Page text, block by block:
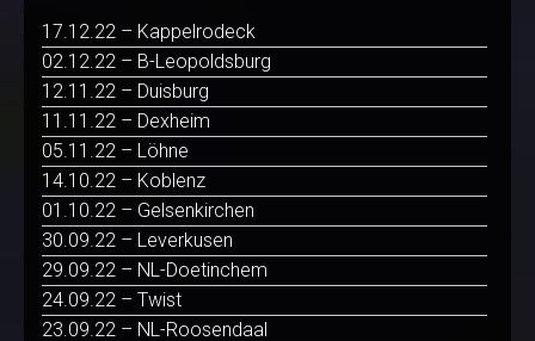
17.12.22 – Kappelrodeck
02.12.22 – B-Leopoldsburg
12.11.22 – Duisburg
11.11.22 – Dexheim
05.11.22 – Löhne
14.10.22 – Koblenz
01.10.22 – Gelsenkirchen
30.09.22 – Leverkusen
29.09.22 – NL-Doetinchem
24.09.22 – Twist
23.09.22 – NL-Roosendaal